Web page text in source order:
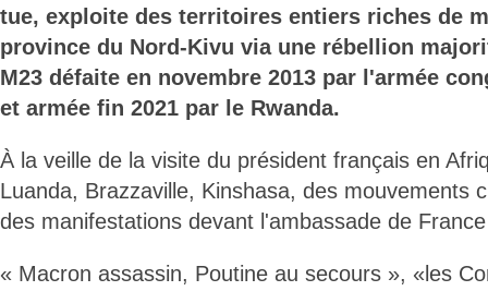
tue, exploite des territoires entiers riches de
province du Nord-Kivu via une rébellion
M23 défaite en novembre 2013 par l'armée
et armée fin 2021 par le Rwanda.
À la veille de la visite du président français en
Luanda, Brazzaville, Kinshasa, des mouvements
des manifestations devant l'ambassade de
« Macron assassin, Poutine au secours », «les